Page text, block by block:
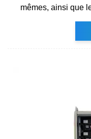
mêmes, ainsi que